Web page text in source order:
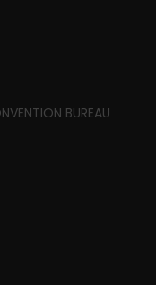
BUREAU